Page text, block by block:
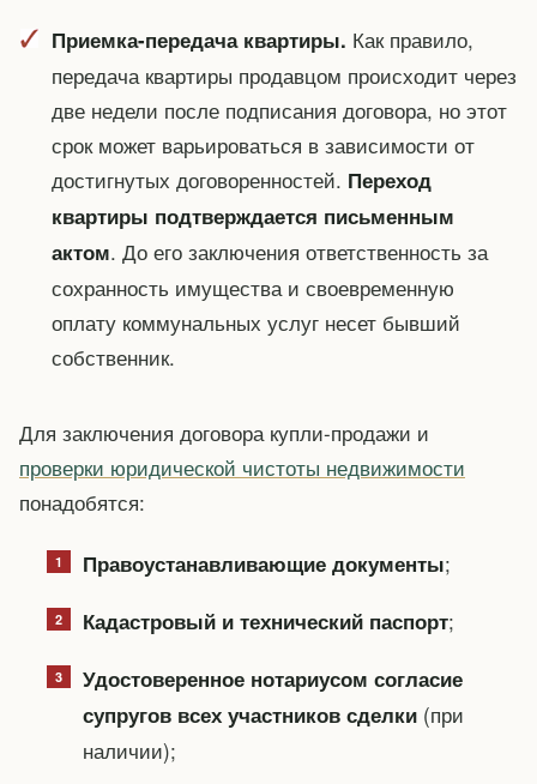
Приемка-передача квартиры. Как правило,
передача квартиры продавцом происходит через
две недели после подписания договора, но этот
срок может варьироваться в зависимости от
достигнутых договоренностей. Переход
квартиры подтверждается письменным
актом. До его заключения ответственность за
сохранность имущества и своевременную
оплату коммунальных услуг несет бывший
собственник.
Для заключения договора купли-продажи и
проверки юридической чистоты недвижимости
понадобятся:
Правоустанавливающие документы;
Кадастровый и технический паспорт;
Удостоверенное нотариусом согласие
супругов всех участников сделки(при
наличии);